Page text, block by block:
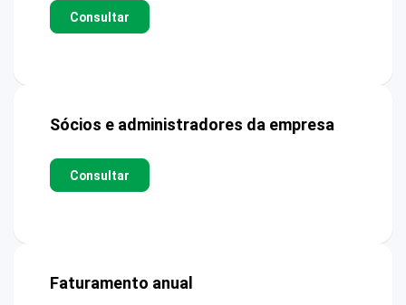
Consultar
Sócios e administradores da empresa
Consultar
Faturamento anual